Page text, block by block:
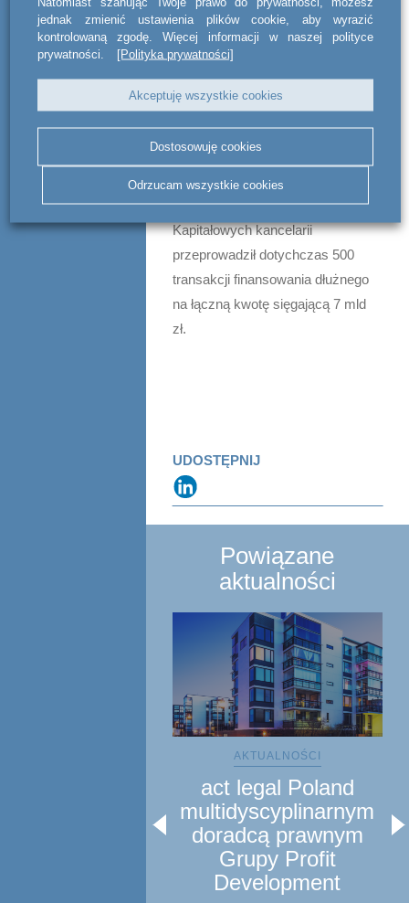
Upper Finance.
Kancelaria act BSWW legal & tax
świadczy kompleksowe usługi
doradcze w zakresie finansowania
dłużnego, w tym w zakresie
wszelkiego rodzaju emisji obligacji i
pożyczek długoterminowych.
Zespół Dłużnych Rynków
Kapitałowych kancelarii
przeprowadził dotychczas 500
transakcji finansowania dłużnego
na łączną kwotę sięgającą 7 mld
zł.
UDOSTĘPNIJ
Powiązane
aktualności
AKTUALNOŚCI
act legal Poland
multidyscyplinarnym
doradcą prawnym
Grupy Profit
Development
jednak zmienić ustawienia plików cookie, aby wyrazić
kontrolowaną zgodę. Więcej informacji w naszej polityce
prywatności.
[Polityka prywatności]
Akceptuję wszystkie cookies
Dostosowuję cookies
Odrzucam wszystkie cookies